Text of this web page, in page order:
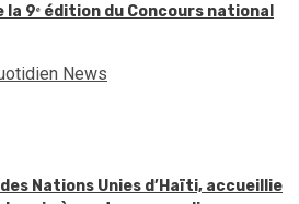
9ᵉ édition du Concours national
News
Nations Unies d’Haïti, accueillie